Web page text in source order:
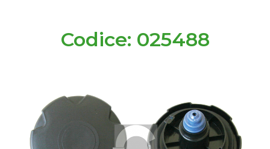
Codice: 025488